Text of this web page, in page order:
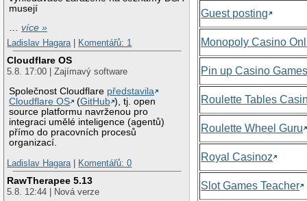
musejí
…více »
Ladislav Hagara
Komentářů: 1
Cloudflare OS
5.8. 17:00 | Zajímavý software
Společnost Cloudflare představila
Cloudflare OS
(GitHub ), tj. open
source platformu navrženou pro
integraci umělé inteligence (agentů)
přímo do pracovních procesů
organizací.
Ladislav Hagara
Komentářů: 0
RawTherapee 5.13
5.8. 12:44 | Nová verze
Guest posting
Monopoly Casino
Pin up Casino
Roulette Tables
Roulette Wheel Guru
Royal Casinoz
Slot Games Teacher